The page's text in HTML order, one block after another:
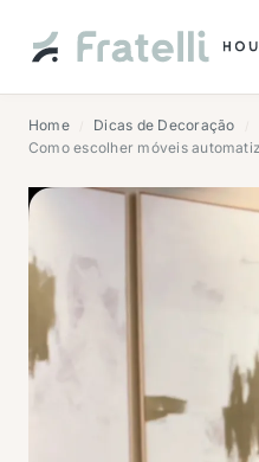
Home Dicas de Decoração
Como escolher móveis